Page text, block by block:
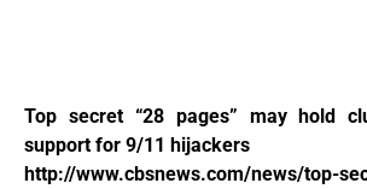
Top secret “28 pages” may hold
support for 9/11 hijackers
http://www.cbsnews.com/news/top-